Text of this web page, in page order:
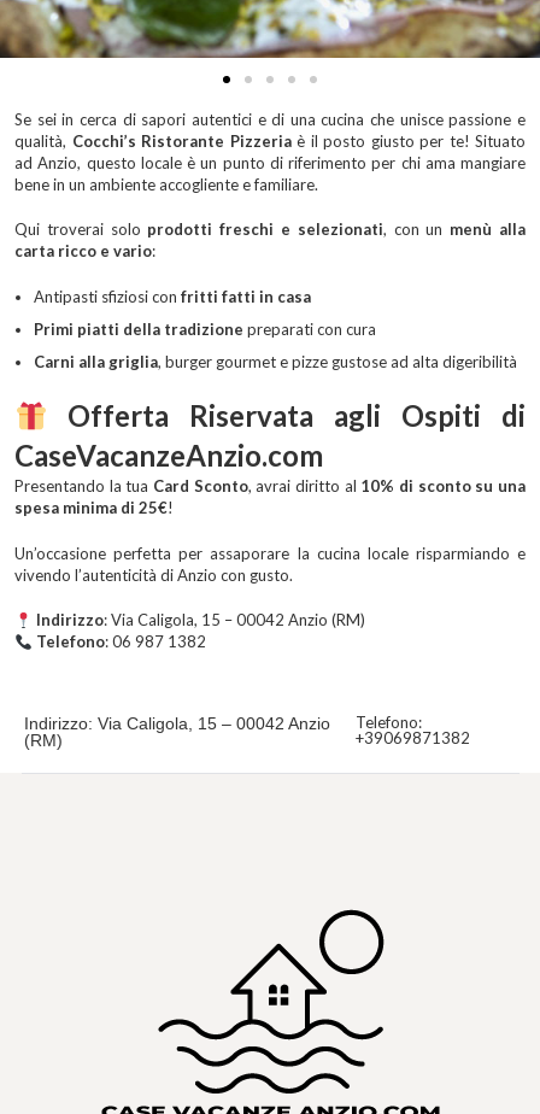
Se sei in cerca di sapori autentici e di una cucina che unisce passione e
qualità, Cocchi’s Ristorante Pizzeriaè il posto giusto per te! Situato
ad Anzio, questo locale è un punto di riferimento per chi ama mangiare
bene in un ambiente accogliente e familiare.
Qui troverai solo prodotti freschi e selezionati, con un menù alla
carta ricco e vario:
Antipasti sfiziosi confritti fatti in casa
Primi piatti della tradizione preparati con cura
Carni alla griglia, burger gourmet e pizze gustose ad alta digeribilità
Offerta Riservata agli Ospiti di
CaseVacanzeAnzio.com
Presentando la tua Card Sconto, avrai diritto al 10% di sconto su una
spesa minima di 25€!
Un’occasione perfetta per assaporare la cucina locale risparmiando e
vivendo l’autenticità di Anzio con gusto.
Indirizzo: Via Caligola, 15 – 00042 Anzio (RM)
Telefono: 06 987 1382
Indirizzo: Via Caligola, 15 – 00042 Anzio
(RM)
Telefono:
+39069871382